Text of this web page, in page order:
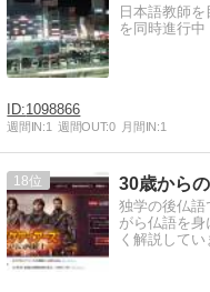
日本語教師
を同時進行中
1098866
週間IN:1 週間OUT:0 月間IN:1
18 30歳から
独学の後仏語
がら仏語を
く解説してい